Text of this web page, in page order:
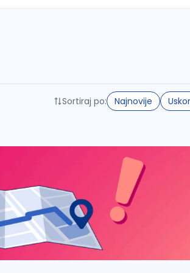
Sortiraj po: Najnovije